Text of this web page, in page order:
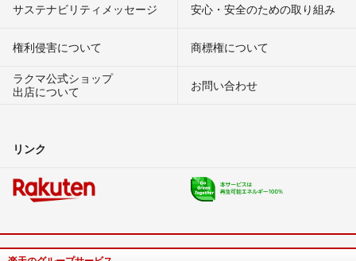
サステナビリティメッセージ 安心・安全のための取り組み
権利侵害について
商標権について
ラクマ公式ショップ
出店について
お問い合わせ
リンク